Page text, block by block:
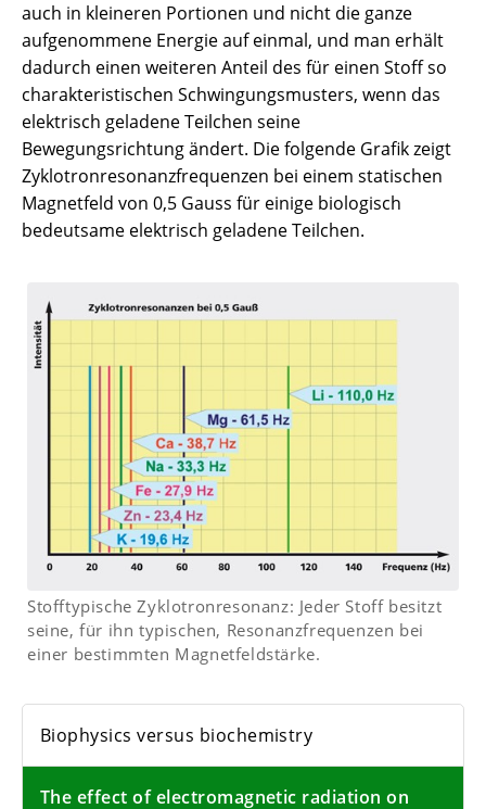
auch in kleineren Portionen und nicht die ganze
aufgenommene Energie auf einmal, und man erhält
dadurch einen weiteren Anteil des für einen Stoff so
charakteristischen Schwingungsmusters, wenn das
elektrisch geladene Teilchen seine
Bewegungsrichtung ändert. Die folgende Grafik zeigt
Zyklotronresonanzfrequenzen bei einem statischen
Magnetfeld von 0,5 Gauss für einige biologisch
bedeutsame elektrisch geladene Teilchen.
Stofftypische Zyklotronresonanz: Jeder Stoff besitzt
seine, für ihn typischen, Resonanzfrequenzen bei
einer bestimmten Magnetfeldstärke.
Biophysics versus biochemistry
The effect of electromagnetic radiation on